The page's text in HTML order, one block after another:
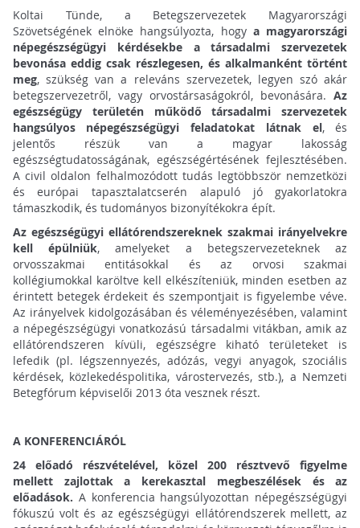
Koltai Tünde, a Betegszervezetek Magyarországi
Szövetségének elnöke hangsúlyozta, hogy a magyarországi
népegészségügyi kérdésekbe a társadalmi szervezetek
bevonása eddig csak részlegesen, és alkalmanként történt
meg, szükség van a releváns szervezetek, legyen szó akár
betegszervezetről, vagy orvostársaságokról, bevonására.Az
egészségügy területén működő társadalmi szervezetek
hangsúlyos népegészségügyi feladatokat látnak el, és
jelentős részük van a magyar lakosság
egészségtudatosságának, egészségértésének fejlesztésében.
A civil oldalon felhalmozódott tudás legtöbbször nemzetközi
és európai tapasztalatcserén alapuló jó gyakorlatokra
támaszkodik, és tudományos bizonyítékokra épít.
Az egészségügyi ellátórendszereknek szakmai irányelvekre
kell épülniük, amelyeket a betegszervezeteknek az
orvosszakmai entitásokkal és az orvosi szakmai
kollégiumokkal karöltve kell elkészíteniük, minden esetben az
érintett betegek érdekeit és szempontjait is figyelembe véve.
Az irányelvek kidolgozásában és véleményezésében, valamint
a népegészségügyi vonatkozású társadalmi vitákban, amik az
ellátórendszeren kívüli, egészségre kiható területeket is
lefedik (pl. légszennyezés, adózás, vegyi anyagok, szociális
kérdések, közlekedéspolitika, várostervezés, stb.), a Nemzeti
Betegfórum képviselői 2013 óta vesznek részt.
A KONFERENCIÁRÓL
24 előadó részvételével, közel 200 résztvevő figyelme
mellett zajlottak a kerekasztal megbeszélések és az
előadások. A konferencia hangsúlyozottan népegészségügyi
fókuszú volt és az egészségügyi ellátórendszerek mellett, az